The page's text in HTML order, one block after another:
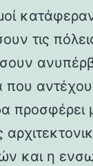
τις
που
προσφέρει
και η